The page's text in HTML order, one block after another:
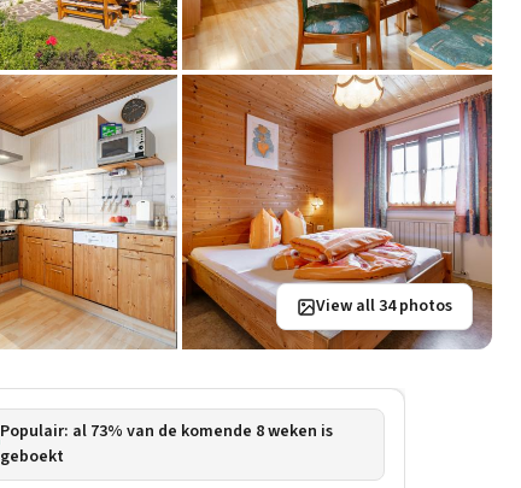
View all 34 photos
Populair: al 73% van de komende 8 weken is
geboekt